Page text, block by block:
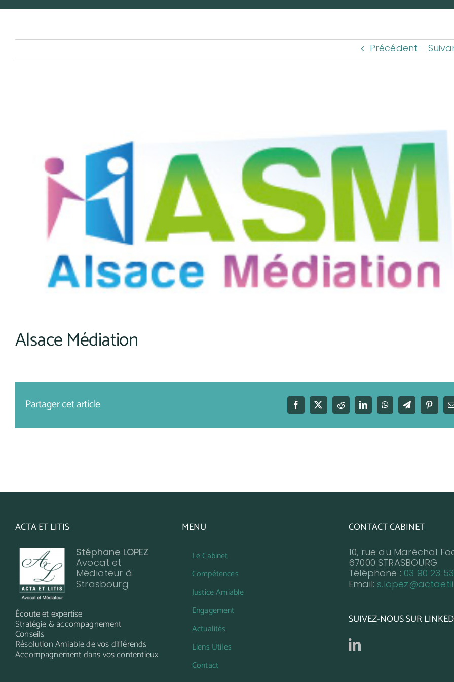
Précédent
Alsace Médiation
Partager cet article Facebook
X RedditLinkedInWhatsAppTelegram
ACTA ET LITIS
Stéphane LOPEZ
Avocat et
Médiateur à
Strasbourg
Écoute et expertise
Stratégie & accompagnement
Conseils
Résolution Amiable de vos différends
Accompagnement dans vos contentieux
MENU
Le Cabinet
Compétences
Justice Amiable
Engagement
Actualités
Liens Utiles
Contact
CONTACT CABINET
10, rue du Maréchal
67000 STRASBOURG
Téléphone : 03 90 23
Email:
SUIVEZ-NOUS SUR